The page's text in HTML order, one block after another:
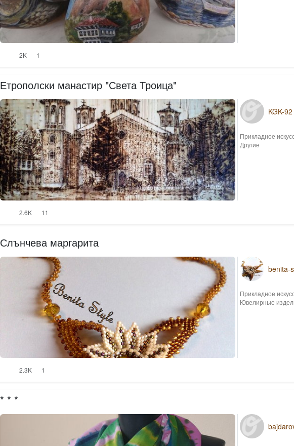
2K 1
Етрополски манастир "Света Троица"
KGK-92
Прикладное
Другие
2.6K 11
Слънчева маргарита
benita-
Прикладное
Ювелирные
2.3K 1
* * *